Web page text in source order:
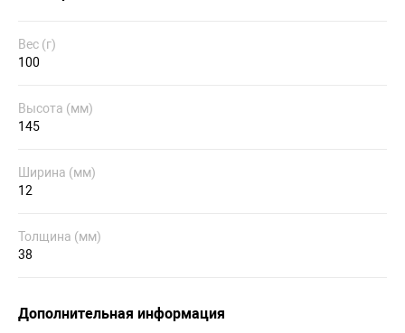
Вес (г)
100
Высота (мм)
145
Ширина (мм)
12
Толщина (мм)
38
Дополнительная информация